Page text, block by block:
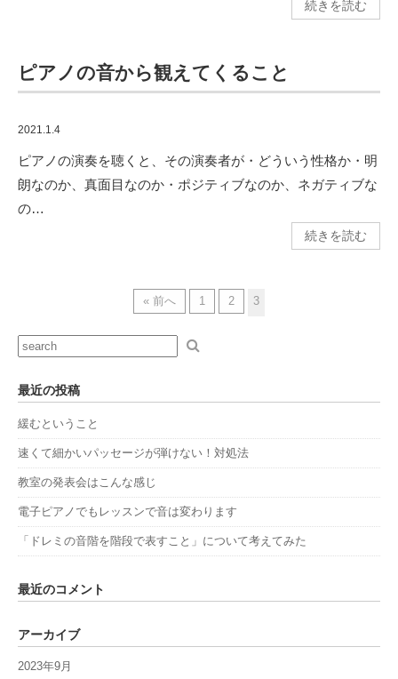
続きを読む
ピアノの音から観えてくること
2021.1.4
ピアノの演奏を聴くと、その演奏者が・どういう性格か・明
朗なのか、真面目なのか・ポジティブなのか、ネガティブな
の…
続きを読む
« 前へ 1 2 3
最近の投稿
緩むということ
速くて細かいパッセージが弾けない！対処法
教室の発表会はこんな感じ
電子ピアノでもレッスンで音は変わります
「ドレミの音階を階段で表すこと」について考えてみた
最近のコメント
アーカイブ
2023年9月